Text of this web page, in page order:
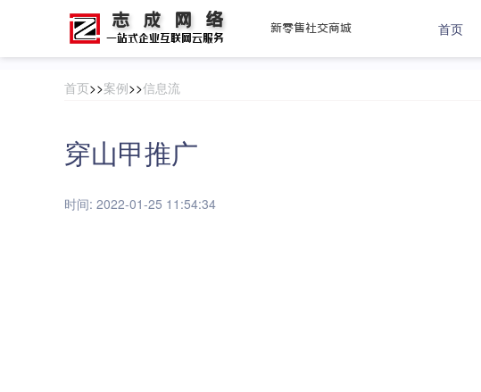
首页
首页>>案例>>信息流
穿山甲推广
时间: 2022-01-25 11:54:34